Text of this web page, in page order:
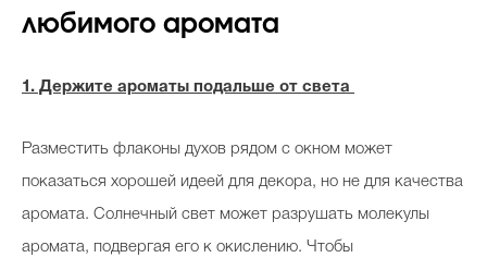
любимого аромата
1. Держите ароматы подальше от света
Разместить флаконы духов рядом с окном может
показаться хорошей идеей для декора, но не для качества
аромата. Солнечный свет может разрушать молекулы
аромата, подвергая его к окислению. Чтобы